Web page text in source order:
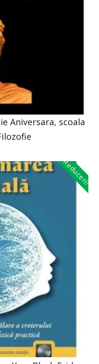
Aniversara, scoala
Reduceri!